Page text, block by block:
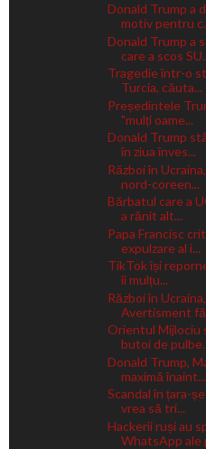
Donald Trump a
motiv pentru
Donald Trump a
care a scos
Tragedie într-o
Turcia, căuta...
Președintele
"mulți oame...
Donald Trump
în ziua înves...
Război în
nord-coreen...
Bărbatul care a
a rănit alt...
Papa Francisc
expulzare al i...
TikTok își
îi mulțu...
Război în
Avertisment
Orientul Mijlociu
butoi de
Donald Trump,
maximă înaint...
Scandal în țara-
vrea să tri...
Hackerii ruși au
WhatsApp ale